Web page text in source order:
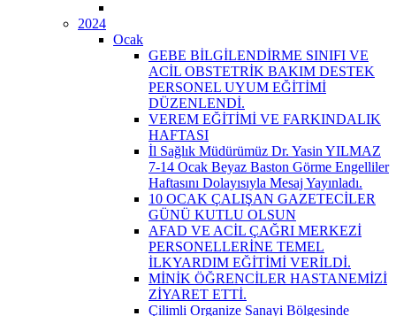
2024
Ocak
GEBE BİLGİLENDİRME SINIFI VE
ACİL OBSTETRİK BAKIM DESTEK
PERSONEL UYUM EĞİTİMİ
DÜZENLENDİ.
VEREM EĞİTİMİ VE FARKINDALIK
HAFTASI
İl Sağlık Müdürümüz Dr. Yasin YILMAZ
7-14 Ocak Beyaz Baston Görme Engelliler
Haftasını Dolayısıyla Mesaj Yayınladı.
10 OCAK ÇALIŞAN GAZETECİLER
GÜNÜ KUTLU OLSUN
AFAD VE ACİL ÇAĞRI MERKEZİ
PERSONELLERİNE TEMEL
İLKYARDIM EĞİTİMİ VERİLDİ.
MİNİK ÖĞRENCİLER HASTANEMİZİ
ZİYARET ETTİ.
Çilimli Organize Sanayi Bölgesinde